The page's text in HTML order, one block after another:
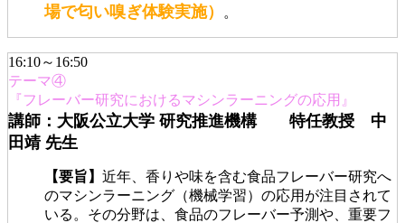
場で匂い嗅ぎ体験実施）
。
16:10～16:50
テーマ④
『フレーバー研究におけるマシンラーニングの応用』
講師：大阪公立大学 研究推進機構 特任教授 中
田靖 先生
【要旨】 近年、香りや味を含む食品フレーバー研究へ
のマシンラーニング（機械学習）の応用が注目されて
いる。その分野は、食品のフレーバー予測や、重要フ